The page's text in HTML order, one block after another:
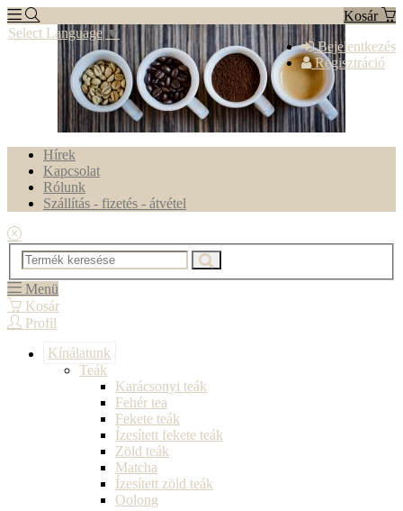
Kosár
Bejelentkezés
Regisztráció
Select Language ▼
Hírek
Kapcsolat
Rólunk
Szállítás - fizetés - átvétel
Menü
Kosár
Profil
Kínálatunk
Teák
Karácsonyi teák
Fehér tea
Fekete teák
Ízesített fekete teák
Zöld teák
Matcha
Ízesített zöld teák
Oolong